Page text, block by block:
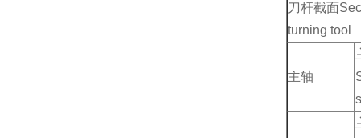
刀杆截面
turning tool
主轴